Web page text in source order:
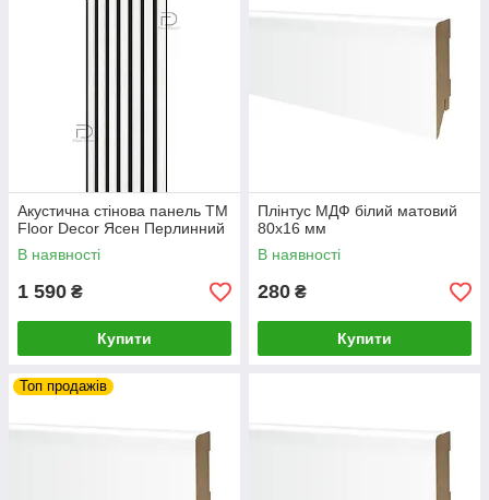
Акустична стінова панель ТМ
Floor Decor Ясен Перлинний
В наявності
1 590 ₴
Купити
Плінтус МДФ білий матовий
80х16 мм
В наявності
280 ₴
Купити
Топ продажів